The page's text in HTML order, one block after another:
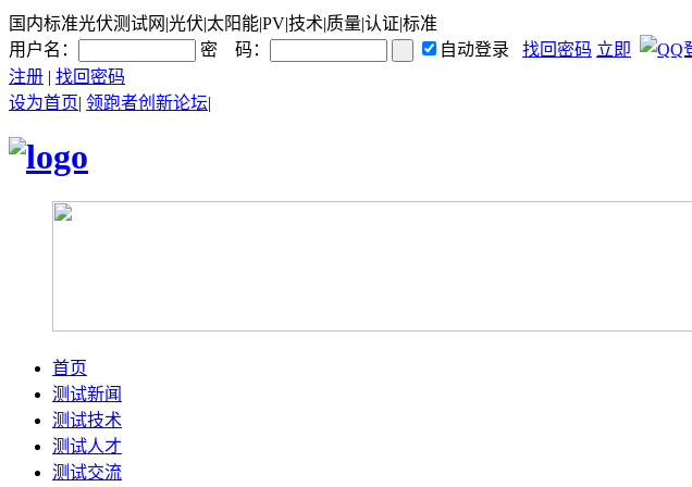
国内标准光伏测试网|光伏|太阳能|PV|技术|质量|认证|标准
用户名：
密 码： 自动登录 找回密码 立即
注册 | 找回密码
设为首页| 领跑者创新论坛|
首页
测试新闻
测试技术
测试人才
测试交流